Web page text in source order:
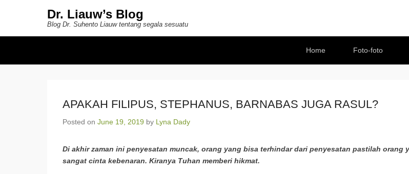
Dr. Liauw’s Blog
Blog Dr. Suhento Liauw tentang segala sesuatu
Home
Foto-foto
APAKAH FILIPUS, STEPHANUS, BARNABAS JUGA RASUL?
Posted on June 19, 2019 by Lyna Dady
Di akhir zaman ini penyesatan muncak, orang yang bisa terhindar dari penyesatan pastilah orang
sangat cinta kebenaran. Kiranya Tuhan memberi hikmat.